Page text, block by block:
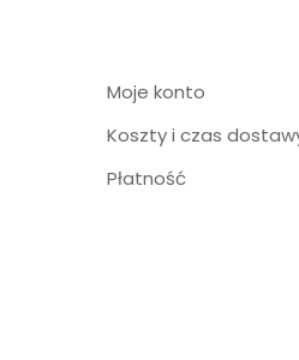
Moje konto
Koszty i czas
Płatność